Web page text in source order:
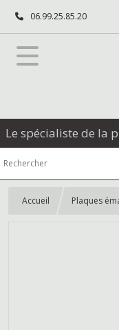
06.99.25.85.20
Le spécialiste de la
Accueil Plaques